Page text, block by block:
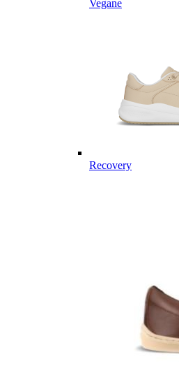
Vegane
Recovery